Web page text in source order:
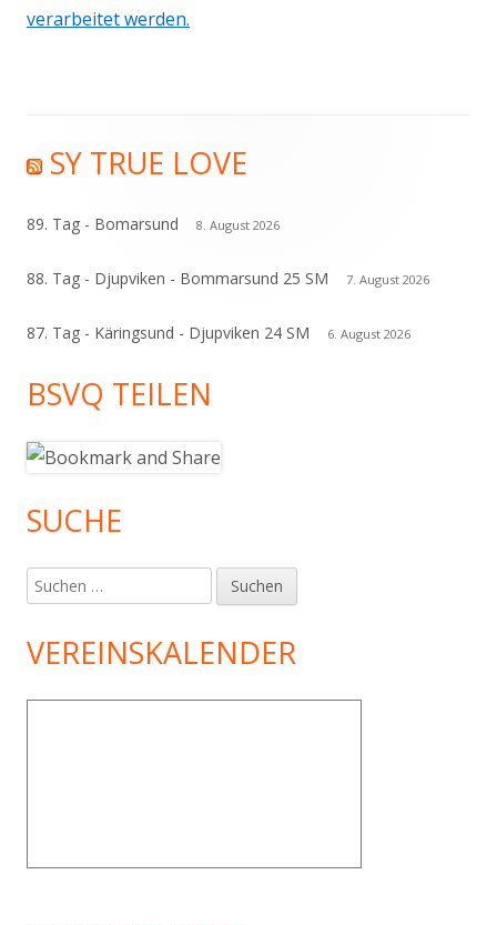
verarbeitet werden.
Haupt-
Seitenleiste
SY TRUE LOVE
89. Tag - Bomarsund 8. August 2026
88. Tag - Djupviken - Bommarsund 25 SM 7. August 2026
87. Tag - Käringsund - Djupviken 24 SM 6. August 2026
BSVQ TEILEN
SUCHE
Suchen
nach:
VEREINSKALENDER